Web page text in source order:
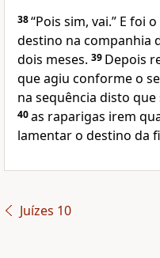
38“Pois sim, vai.” E foi
destino na companhia
dois meses. 39 Depois
que agiu conforme o
na sequência disto
40as raparigas irem
lamentar o destino da
Juízes 10